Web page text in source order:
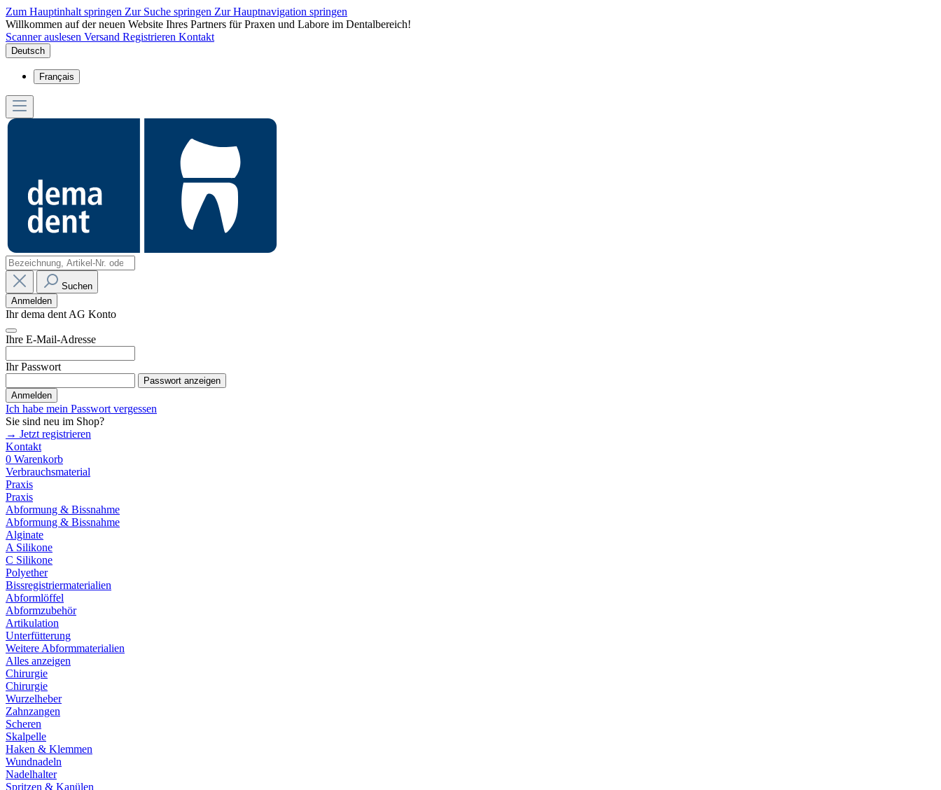
Zum Hauptinhalt springen Zur Suche springen Zur Hauptnavigation springen
Willkommen auf der neuen Website Ihres Partners für Praxen und Labore im Dentalbereich!
Scanner auslesen Versand Registrieren Kontakt
Deutsch
Français
Suchen
Anmelden
Ihr dema dent AG Konto
Ihre E-Mail-Adresse
Ihr Passwort
Passwort anzeigen
Anmelden
Ich habe mein Passwort vergessen
Sie sind neu im Shop?
→ Jetzt registrieren
Kontakt
0 Warenkorb
Verbrauchsmaterial
Praxis
Praxis
Abformung & Bissnahme
Abformung & Bissnahme
Alginate
A Silikone
C Silikone
Polyether
Bissregistriermaterialien
Abformlöffel
Abformzubehör
Artikulation
Unterfütterung
Weitere Abformmaterialien
Alles anzeigen
Chirurgie
Chirurgie
Wurzelheber
Zahnzangen
Scheren
Skalpelle
Haken & Klemmen
Wundnadeln
Nadelhalter
Spritzen & Kanülen